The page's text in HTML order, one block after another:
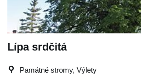
Lípa srdčitá
Památné stromy, Výlety